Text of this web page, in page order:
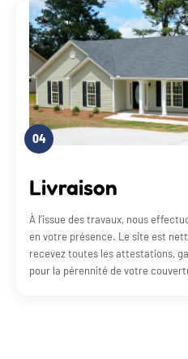
04
Livraison
À l’issue des travaux, nous
en votre présence. Le site est
recevez toutes les attestations,
pour la pérennité de votre